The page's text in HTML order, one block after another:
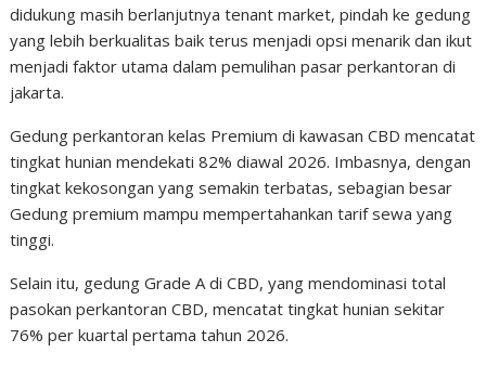
didukung masih berlanjutnya tenant market, pindah ke gedung
yang lebih berkualitas baik terus menjadi opsi menarik dan ikut
menjadi faktor utama dalam pemulihan pasar perkantoran di
jakarta.
Gedung perkantoran kelas Premium di kawasan CBD mencatat
tingkat hunian mendekati 82% diawal 2026. Imbasnya, dengan
tingkat kekosongan yang semakin terbatas, sebagian besar
Gedung premium mampu mempertahankan tarif sewa yang
tinggi.
Selain itu, gedung Grade A di CBD, yang mendominasi total
pasokan perkantoran CBD, mencatat tingkat hunian sekitar
76% per kuartal pertama tahun 2026.